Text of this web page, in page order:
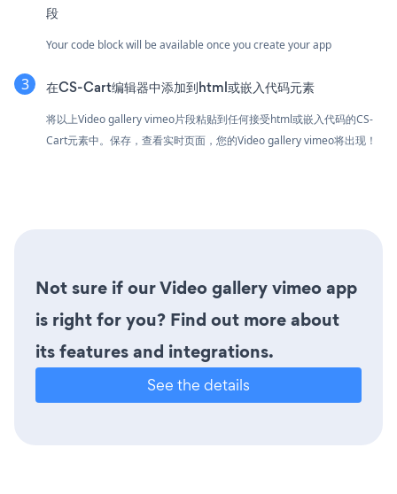
段
Your code block will be available once you create your app
在CS-Cart编辑器中添加到html或嵌入代码元素
将以上Video gallery vimeo片段粘贴到任何接受html或嵌入代码的CS-
Cart元素中。保存，查看实时页面，您的Video gallery vimeo将出现！
Not sure if our Video gallery vimeo app
is right for you? Find out more about
its features and integrations.
See the details